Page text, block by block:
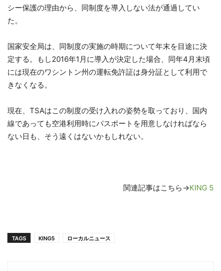
シー保護の理由から、同制度を導入しない法が通過してい
た。
国家安全局は、同制度の実施の時期について年末を目途に決
定する。もし2016年1月に導入が決定した場合、同年4月末頃
には現在のワシントン州の運転免許証は身分証として利用で
きなくなる。
現在、TSAはこの制度の受け入れの姿勢を取っており、国内
線であっても空港利用時にパスポートを用意しなければなら
ない日も、そう遠くはないかもしれない。
関連記事はこちら→KING 5
TAGS KING5 ローカルニュース